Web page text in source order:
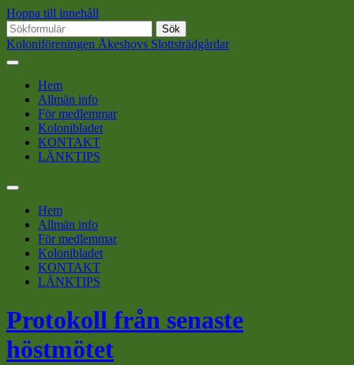
Hoppa till innehåll
Sök
efter:
Koloniföreningen Åkeshovs Slottsträdgårdar
Hem
Allmän info
För medlemmar
Kolonibladet
KONTAKT
LÄNKTIPS
Slå
sökfältHem
Allmän info
För medlemmar
Kolonibladet
KONTAKT
LÄNKTIPS
Protokoll från senaste
höstmötet